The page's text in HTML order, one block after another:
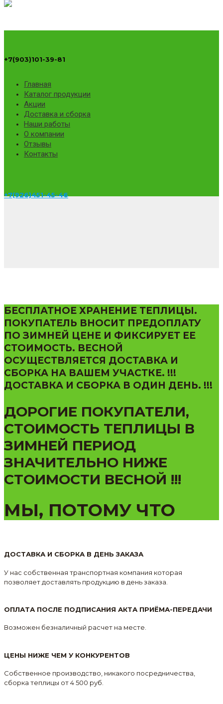
+7(903)101-39-81
Главная
Каталог продукции
Акции
Доставка и сборка
Наши работы
О компании
Отзывы
Контакты
+7(926)451-45-46
БЕСПЛАТНОЕ ХРАНЕНИЕ ТЕПЛИЦЫ.
ПОКУПАТЕЛЬ ВНОСИТ ПРЕДОПЛАТУ
ПО ЗИМНЕЙ ЦЕНЕ И ФИКСИРУЕТ ЕЕ
СТОИМОСТЬ. ВЕСНОЙ
ОСУЩЕСТВЛЯЕТСЯ ДОСТАВКА И
СБОРКА НА ВАШЕМ УЧАСТКЕ. !!!
ДОСТАВКА И СБОРКА В ОДИН ДЕНЬ. !!!
ДОРОГИЕ ПОКУПАТЕЛИ,
СТОИМОСТЬ ТЕПЛИЦЫ В
ЗИМНЕЙ ПЕРИОД
ЗНАЧИТЕЛЬНО НИЖЕ
СТОИМОСТИ ВЕСНОЙ !!!
МЫ, ПОТОМУ ЧТО
ДОСТАВКА И СБОРКА В ДЕНЬ ЗАКАЗА
У нас собственная транспортная компания которая
позволяет доставлять продукцию в день заказа.
ОПЛАТА ПОСЛЕ ПОДПИСАНИЯ АКТА ПРИЁМА-ПЕРЕДАЧИ
Возможен безналичный расчет на месте.
ЦЕНЫ НИЖЕ ЧЕМ У КОНКУРЕНТОВ
Собственное производство, никакого посредничества,
сборка теплицы от 4 500 руб.